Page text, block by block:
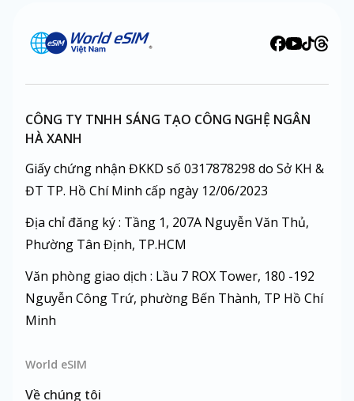
CÔNG TY TNHH SÁNG TẠO CÔNG NGHỆ NGÂN
HÀ XANH
Giấy chứng nhận ĐKKD số 0317878298 do Sở KH &
ĐT TP. Hồ Chí Minh cấp ngày 12/06/2023
Địa chỉ đăng ký : Tầng 1, 207A Nguyễn Văn Thủ,
Phường Tân Định, TP.HCM
Văn phòng giao dịch : Lầu 7 ROX Tower, 180 -192
Nguyễn Công Trứ, phường Bến Thành, TP Hồ Chí
Minh
World eSIM
Về chúng tôi